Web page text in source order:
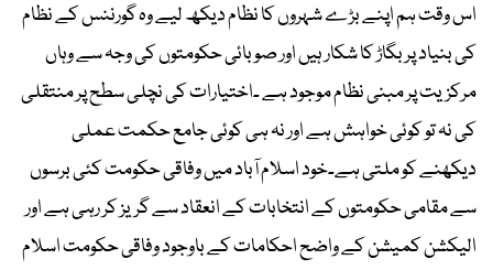
اس وقت ہم اپنے بڑے شہروں کا نظام دیکھ لیے وہ گورننس کے نظام
کی بنیاد پر بگاڑ کا شکار ہیں اور صوبائی حکومتوں کی وجہ سے وہاں
مرکزیت پر مبنی نظام موجود ہے ۔اختیارات کی نچلی سطح پر منتقلی
کی نہ تو کوئی خواہش ہے اور نہ ہی کوئی جامع حکمت عملی
دیکھنے کو ملتی ہے۔خود اسلام آباد میں وفاقی حکومت کئی برسوں
سے مقامی حکومتوں کے انتخابات کے انعقاد سے گریز کر رہی ہے اور
الیکشن کمیشن کے واضح احکامات کے باوجود وفاقی حکومت اسلام